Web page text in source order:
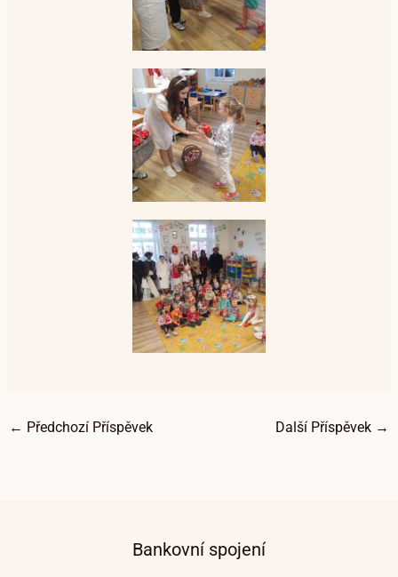
← Předchozí Příspěvek Další Příspěvek →
Bankovní spojení